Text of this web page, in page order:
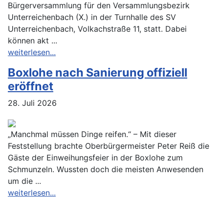
Bürgerversammlung für den Versammlungsbezirk
Unterreichenbach (X.) in der Turnhalle des SV
Unterreichenbach, Volkachstraße 11, statt. Dabei
können akt ...
weiterlesen...
Boxlohe nach Sanierung offiziell
eröffnet
28. Juli 2026
„Manchmal müssen Dinge reifen.“ – Mit dieser
Feststellung brachte Oberbürgermeister Peter Reiß die
Gäste der Einweihungsfeier in der Boxlohe zum
Schmunzeln. Wussten doch die meisten Anwesenden
um die ...
weiterlesen...